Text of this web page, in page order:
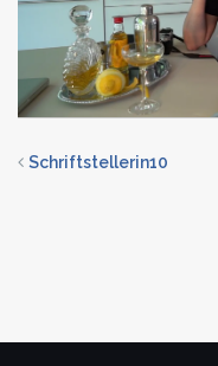
Schriftstellerin10